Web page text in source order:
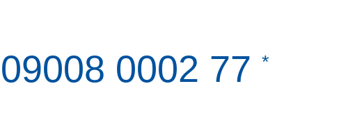
09008 0002 77 *